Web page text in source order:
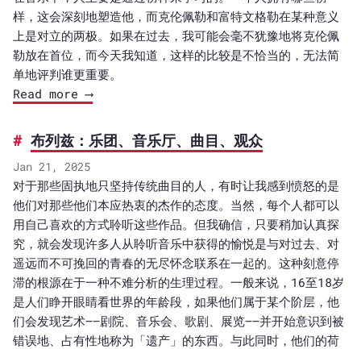
样，这会深刻地塑造他，而克伦佩勒和富特文格勒在某种意义
上是对立的两极。如果在过去，我可能会毫不犹豫地将克伦佩
勒放在首位，而今天我知道，这样的比较是不恰当的，无法简
单地评判谁更重要。
Read more ⟶
布列兹：乐团、音乐厅、曲目、观众
Jan 21, 2025
对于那些固执地只坚持传统曲目的人，有时让我感到愤怒的是
他们对那些他们本应热衷的杰作的态度。当然，每个人都可以
用自己喜欢的方式聆听这些作品。但我确信，只要稍加认真探
究，就会发现许多人从聆听音乐中获得的愉悦是与对过去、对
遥远而不可挽回的青春的无尽怀念联系在一起的。这种刻意停
滞的根源在于一种不难分析的生理过程。一般来说，16至18岁
是人们睁开眼睛看世界的年龄段，如果他们属于某个阶层，他
们会发现艺术——剧院、音乐会、歌剧、展览——并开始意识到被
错误地、占有性地称为「遗产」的东西。与此同时，他们的荷